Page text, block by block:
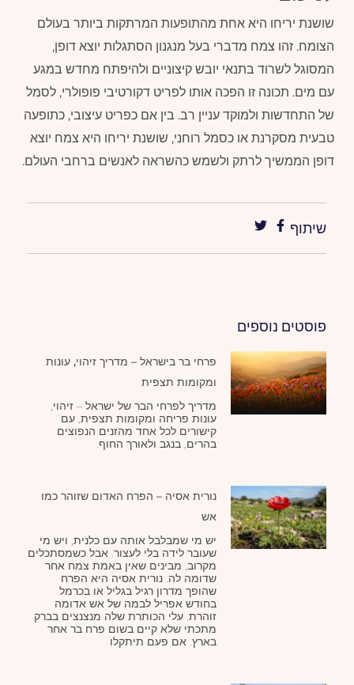
שושנת יריחו היא אחת מהתופעות המרתקות ביותר בעולם
הצומח. זהו צמח מדברי בעל מנגנון הסתגלות יוצא דופן,
המסוגל לשרוד בתנאי יובש קיצוניים ולהיפתח מחדש במגע
עם מים. תכונה זו הפכה אותו לפריט דקורטיבי פופולרי, לסמל
של התחדשות ולמוקד עניין רב. בין אם כפריט עיצובי, כתופעה
טבעית מסקרנת או כסמל רוחני, שושנת יריחו היא צמח יוצא
דופן הממשיך לרתק ולשמש כהשראה לאנשים ברחבי העולם.
שיתוף
פוסטים נוספים
פרחי בר בישראל – מדריך זיהוי, עונות
ומקומות תצפית
מדריך לפרחי הבר של ישראל – זיהוי,
עונות פריחה ומקומות תצפית, עם
קישורים לכל אחד מהזנים הנפוצים
בהרים, בנגב ולאורך החוף.
נורית אסיה – הפרח האדום שזוהר כמו
אש
יש מי שמבלבל אותה עם כלנית, ויש מי
שעובר לידה בלי לעצור. אבל כשמסתכלים
מקרוב, מבינים שאין באמת צמח אחר
שדומה לה. נורית אסיה היא הפרח
שהופך מדרון רגיל בגליל או בכרמל
בחודש אפריל לבמה של אש אדומה
זוהרת. עלי הכותרת שלה מנצנצים בברק
מתכתי שלא קיים בשום פרח בר אחר
בארץ. אם פעם תיתקלו